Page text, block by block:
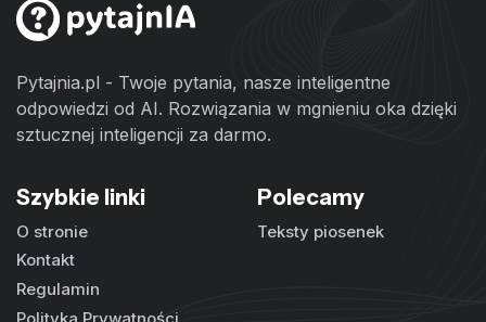
Pytajnia.pl - Twoje pytania, nasze inteligentne
odpowiedzi od AI. Rozwiązania w mgnieniu oka dzięki
sztucznej inteligencji za darmo.
Szybkie linki
O stronie
Kontakt
Regulamin
Polecamy
Teksty piosenek